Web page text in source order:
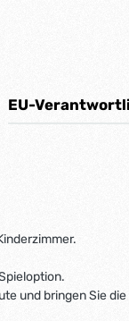
EU-
und bringen Sie